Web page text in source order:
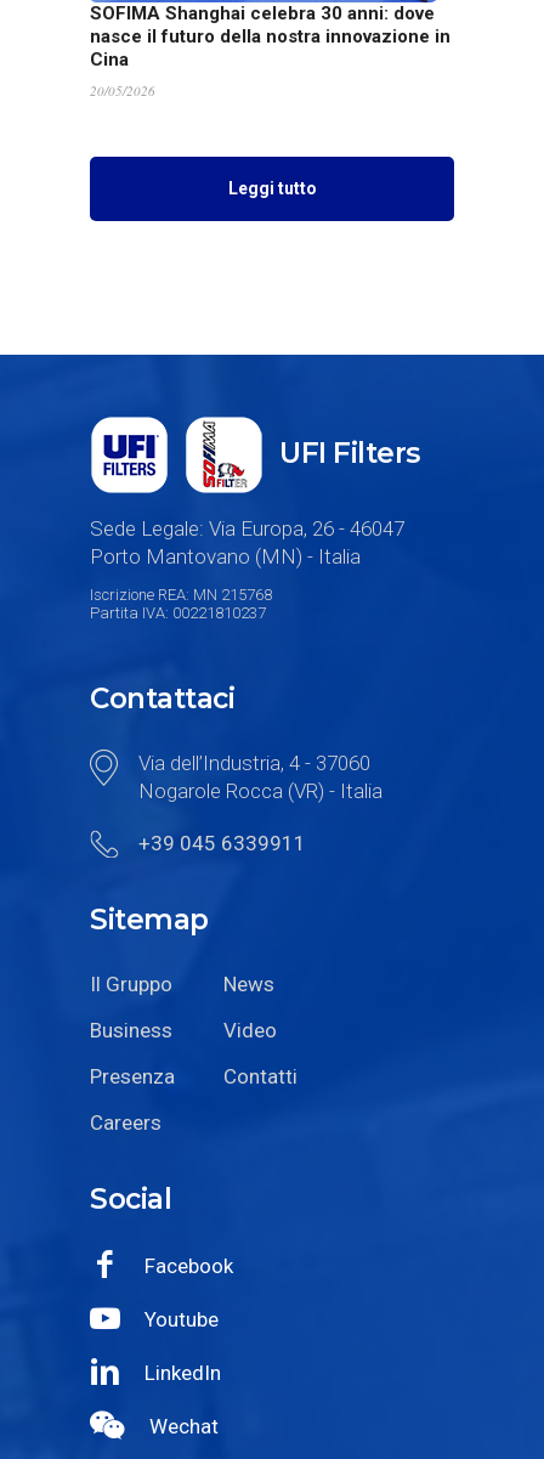
SOFIMA Shanghai celebra 30 anni: dove
nasce il futuro della nostra innovazione in
Cina
20/05/2026
Leggi tutto
UFI Filters
Sede Legale: Via Europa, 26 - 46047
Porto Mantovano (MN) - Italia
Iscrizione REA: MN 215768
Partita IVA: 00221810237
Contattaci
Via dell’Industria, 4 - 37060
Nogarole Rocca (VR) - Italia
+39 045 6339911
Sitemap
Il Gruppo
News
Business
Video
Presenza
Contatti
Careers
Social
Facebook
Youtube
LinkedIn
Wechat